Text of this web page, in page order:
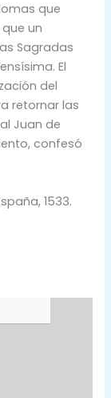
que
un
Sagradas
El
del
retornar las
Juan de
confesó
1533.